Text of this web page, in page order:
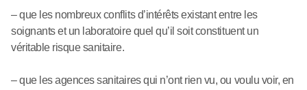
– que les nombreux conflits d’intérêts existant entre les
soignants et un laboratoire quel qu’il soit constituent un
véritable risque sanitaire.
– que les agences sanitaires qui n’ont rien vu, ou voulu voir, en